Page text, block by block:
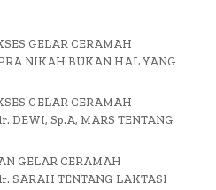
GELAR CERAMAH
NIKAH BUKAN HAL YANG
GELAR CERAMAH
DEWI, Sp.A, MARS TENTANG
GELAR CERAMAH
SARAH TENTANG LAKTASI